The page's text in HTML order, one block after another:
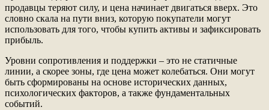
продавцы теряют силу, и цена начинает двигаться вверх. Это
словно скала на пути вниз, которую покупатели могут
использовать для того, чтобы купить активы и зафиксировать
прибыль.
Уровни сопротивления и поддержки ‒ это не статичные
линии, а скорее зоны, где цена может колебаться. Они могут
быть сформированы на основе исторических данных,
психологических факторов, а также фундаментальных
событий.